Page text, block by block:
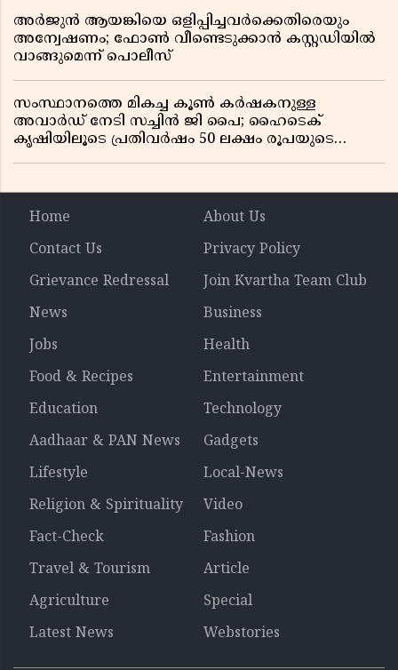
അർജുൻ ആയങ്കിയെ ഒളിപ്പിച്ചവർക്കെതിരെയും
അന്വേഷണം; ഫോൺ വീണ്ടെടുക്കാൻ കസ്റ്റഡിയിൽ
വാങ്ങുമെന്ന് പൊലീസ്
സംസ്ഥാനത്തെ മികച്ച കൂൺ കർഷകനുള്ള
അവാർഡ് നേടി സച്ചിൻ ജി പൈ; ഹൈടെക്
കൃഷിയിലൂടെ പ്രതിവർഷം 50 ലക്ഷം രൂപയുടെ
Home
About Us
Contact Us
Privacy Policy
Grievance Redressal
Join Kvartha Team Club
News
Business
Jobs
Health
Food & Recipes
Entertainment
Education
Technology
Aadhaar & PAN News
Gadgets
Lifestyle
Local-News
Religion & Spirituality
Video
Fact-Check
Fashion
Travel & Tourism
Article
Agriculture
Special
Latest News
Webstories